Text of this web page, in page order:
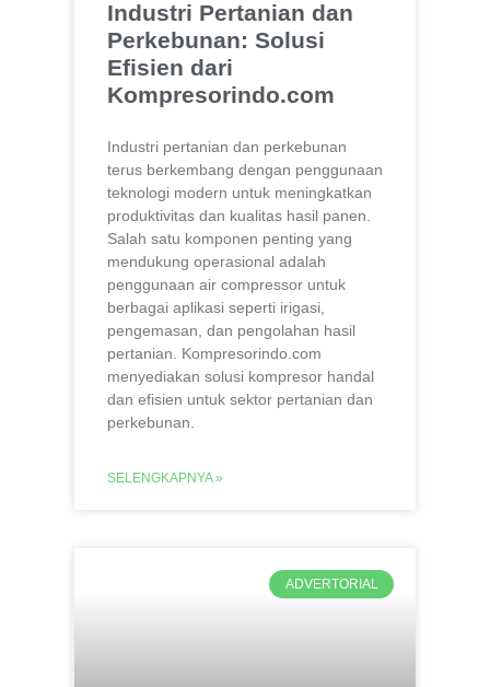
Industri Pertanian dan
Perkebunan: Solusi
Efisien dari
Kompresorindo.com
Industri pertanian dan perkebunan
terus berkembang dengan penggunaan
teknologi modern untuk meningkatkan
produktivitas dan kualitas hasil panen.
Salah satu komponen penting yang
mendukung operasional adalah
penggunaan air compressor untuk
berbagai aplikasi seperti irigasi,
pengemasan, dan pengolahan hasil
pertanian. Kompresorindo.com
menyediakan solusi kompresor handal
dan efisien untuk sektor pertanian dan
perkebunan.
SELENGKAPNYA »
ADVERTORIAL